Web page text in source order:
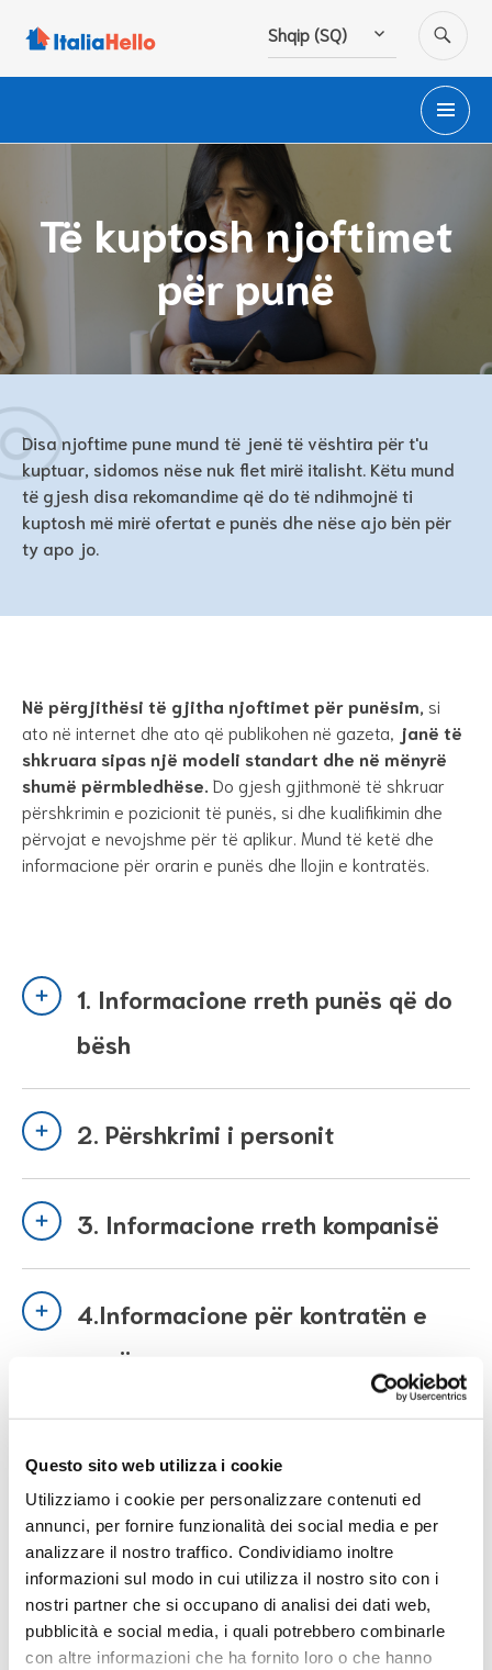
Questo sito web utilizza i cookie
Utilizziamo i cookie per personalizzare contenuti ed
annunci, per fornire funzionalità dei social media e per
analizzare il nostro traffico. Condividiamo inoltre
informazioni sul modo in cui utilizza il nostro sito con i
nostri partner che si occupano di analisi dei dati web,
pubblicità e social media, i quali potrebbero combinarle
con altre informazioni che ha fornito loro o che hanno
Shqip (SQ)
Të kuptosh njoftimet
për punë
Disa njoftime pune mund të jenë të vështira për t'u
kuptuar, sidomos nëse nuk flet mirë italisht. Këtu mund
të gjesh disa rekomandime që do të ndihmojnë ti
kuptosh më mirë ofertat e punës dhe nëse ajo bën për
ty apo jo.
Në përgjithësi të gjitha njoftimet për punësim, si
ato në internet dhe ato që publikohen në gazeta,
janë të
shkruara sipas një modeli standart dhe në mënyrë
shumë përmbledhëse. Do gjesh gjithmonë të shkruar
përshkrimin e pozicionit të punës, si dhe kualifikimin dhe
përvojat e nevojshme për të aplikur. Mund të ketë dhe
informacione për orarin e punës dhe llojin e kontratës.
1. Informacione rreth punës që do
bësh
2. Përshkrimi i personit
3. Informacione rreth kompanisë
4.Informacione për kontratën e
punës
Mund të interesojë